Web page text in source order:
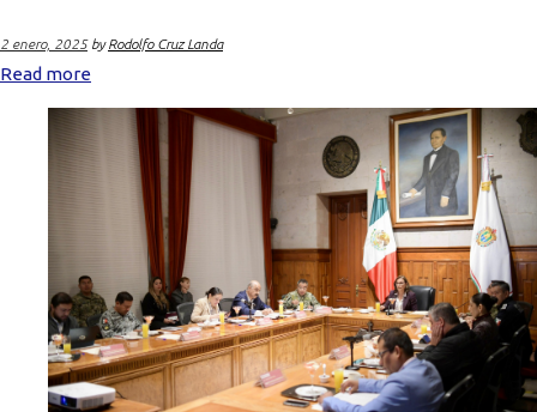
2 enero, 2025 byRodolfo Cruz Landa
Read more